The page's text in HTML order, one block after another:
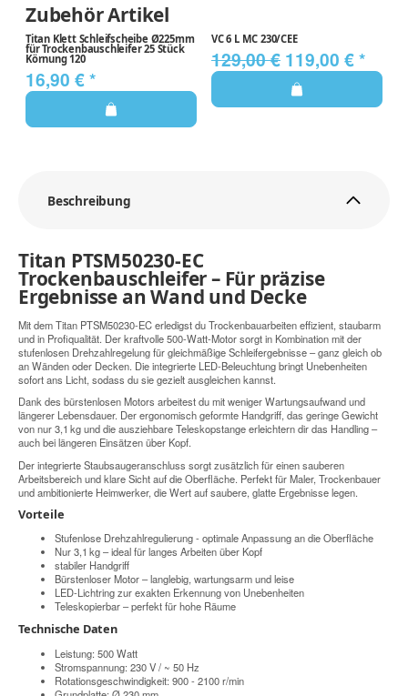
Zubehör Artikel
Titan Klett Schleifscheibe Ø225mm
für Trockenbauschleifer 25 Stück
Körnung 120
16,90 €*
VC 6 L MC 230/CEE
129,00 € 119,00 €*
Beschreibung
Titan PTSM50230-EC
Trockenbauschleifer – Für präzise
Ergebnisse an Wand und Decke
Mit dem Titan PTSM50230-EC erledigst du Trockenbauarbeiten effizient, staubarm
und in Profiqualität. Der kraftvolle 500-Watt-Motor sorgt in Kombination mit der
stufenlosen Drehzahlregelung für gleichmäßige Schleifergebnisse – ganz gleich ob
an Wänden oder Decken. Die integrierte LED-Beleuchtung bringt Unebenheiten
sofort ans Licht, sodass du sie gezielt ausgleichen kannst.
Dank des bürstenlosen Motors arbeitest du mit weniger Wartungsaufwand und
längerer Lebensdauer. Der ergonomisch geformte Handgriff, das geringe Gewicht
von nur 3,1 kg und die ausziehbare Teleskopstange erleichtern dir das Handling –
auch bei längeren Einsätzen über Kopf.
Der integrierte Staubsaugeranschluss sorgt zusätzlich für einen sauberen
Arbeitsbereich und klare Sicht auf die Oberfläche. Perfekt für Maler, Trockenbauer
und ambitionierte Heimwerker, die Wert auf saubere, glatte Ergebnisse legen.
Vorteile
Stufenlose Drehzahlregulierung - optimale Anpassung an die Oberfläche
Nur 3,1 kg – ideal für langes Arbeiten über Kopf
stabiler Handgriff
Bürstenloser Motor – langlebig, wartungsarm und leise
LED-Lichtring zur exakten Erkennung von Unebenheiten
Teleskopierbar – perfekt für hohe Räume
Technische Daten
Leistung: 500 Watt
Stromspannung: 230 V / ~ 50 Hz
Rotationsgeschwindigkeit: 900 - 2100 r/min